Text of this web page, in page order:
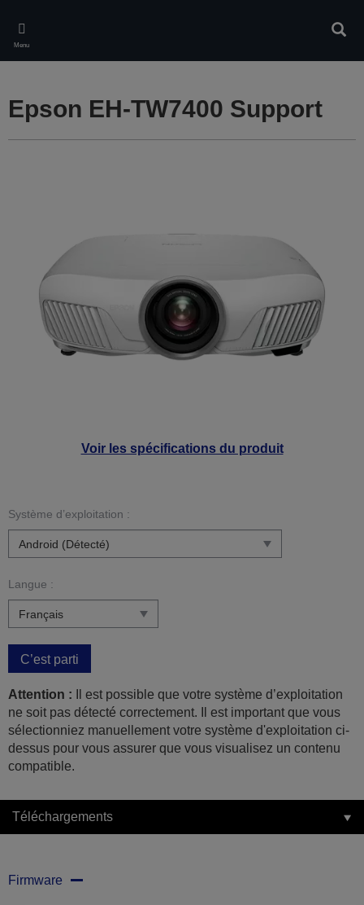
main
content
Menu
Voir les spécifications du produit
Epson EH-TW7400 Support
Système d’exploitation :
Langue :
C’est parti
Attention : Il est possible que votre système d’exploitation
ne soit pas détecté correctement. Il est important que vous
sélectionniez manuellement votre système d'exploitation ci-
dessus pour vous assurer que vous visualisez un contenu
compatible.
Téléchargements
Firmware